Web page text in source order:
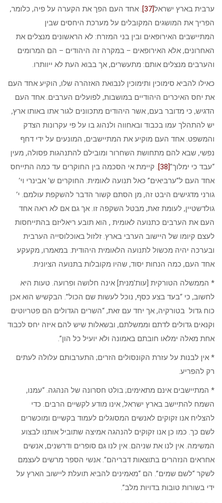
ערבית בארץ ישראל[37]
. אחד העם הפך את הקערה על פיה, כלומר,
הפריך את המושגים המקובלים על מערכת היחסים שבין
המתיישבים האירופאים ובין בני המזרח: לא הראשונים מנצלים את
האחרונים, אלא האירופאים – במקרה זה היהודים – הם המרומים
והערבים מנצלים אותם: מתעשרים, אך בבוא העת לא ייוותרו.
כאילו להביא סימוכין ותימוכין לנבואת האזהרה שלו, הוקיע אחד העם
את יחס האיכרים היהודיים במושבות, לפועלים הערבים. אחד העם
הדגיש, כי מדובר בעם, אשר היהודים מתכוונים לגור אתו באותו ארץ,
יש להתהלך עמו בכבוד ובאחווה ולנהוג בו על פי עקרונות הצדק
והמשפט. אחד העם מוקיע את המתיישבים, המונעים על ידי דחף
נפשי, שבא להם מתחושת השחרור ומובילם להתנהגות פסולה, מעין
“עבד כי ימלוך”[38]
. קיימת אי הסכמה בין החוקרים עד כמה התייחס
אחד העם ל”ערביאים” כאל תנועה לאומית. החוקרים ש’ אבינרי וי’
גורני מדגישים היבט זה, מן הסתם קשור הדבר להשקפת עולמם. י’
גולדשטיין, לעומת זאת, מבטל השקפה זו. אך גם אם לא ראה אחד
העם את הערבים כתנועה לאומית , הוא תובע ריאליזם בהתייחסות
לעצם קיומו של היישוב הערבי בארץ. זלזול באוכלוסייה הערבית
ובערכה יהיה מכשול לתנועה הלאומית היהודית. במאמרו, מקעקע
אחד העם, כמה הנחות יסוד, שהיו מקובלות בתנועה הציונית.
* הממשלה הטורקית [עות’מנית] אינה חלושה ופרועה. טעות היא
לחשוב, כי “בעד בצע כסף, נוכל לעשות שם הכול”. הבקשיש הוא אכן
כוח גדול בטורקיה, אך יחד עם זאת, “השרים הגדולים הם פטריוטים
וקנאים גדולים לדתם וממשלתם, ובשאלות שיש להם איזה יחס לכבוד
אחת מאלה ימלאו חובתם באמונה ולא יועיל כל הון”.
* אין לבנות על עזרת הקונסולים הזרים; התערבותם עלולה לעתים
רק להפריע.
* המתיישבים אינם מתאימים; בולט חסרונה של הנהגה. “עמנו,
השמח להתיישב בארץ ישראל, אינו מודע לקשיים הרבים. כדי
להצליח אנו זקוקים לאנשים המסוגלים לעמוד בקשיים ומוכשרים
לשם כך. כמו כן אנו זקוקים להנהגה אמיצה שתוביל אותנו לבצוע
המשימה. אין לנו את שניהם. אין לנו גם סופרים ודרשנים, אנשים
אחראים הנזהרים בתוצאות דבריהם”. אנשי הספר מרשים לעצמם
לשקר “לשם שמים”. הם “מאמינים להביא תועלת ליישוב הארץ על
ידי בשורות טובות בדויות מלב”.